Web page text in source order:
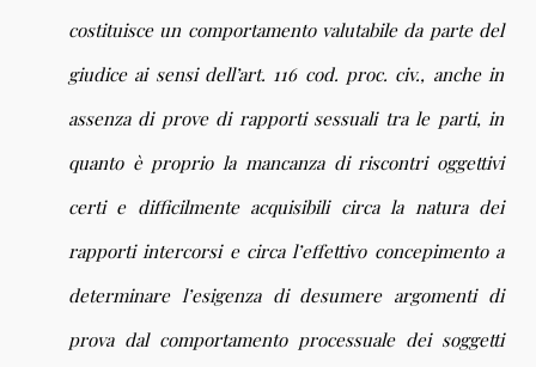
costituisce un comportamento valutabile da parte del
giudice ai sensi dell’art. 116 cod. proc. civ., anche in
assenza di prove di rapporti sessuali tra le parti, in
quanto è proprio la mancanza di riscontri oggettivi
certi e difficilmente acquisibili circa la natura dei
rapporti intercorsi e circa l’effettivo concepimento a
determinare l’esigenza di desumere argomenti di
prova dal comportamento processuale dei soggetti